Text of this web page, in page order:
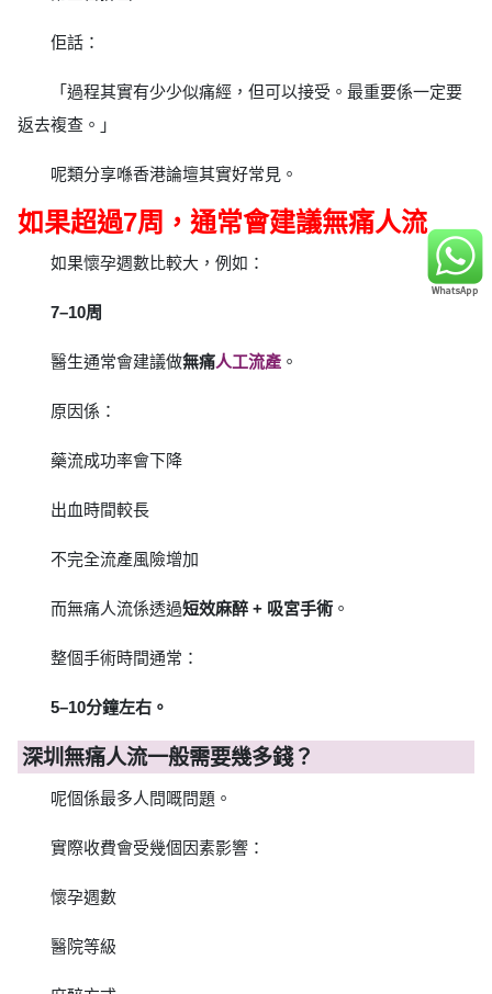
佢話：
「過程其實有少少似痛經，但可以接受。最重要係一定要
返去複查。」
呢類分享喺香港論壇其實好常見。
如果超過7周，通常會建議無痛人流
如果懷孕週數比較大，例如：
7–10周
醫生通常會建議做無痛人工流產 。
原因係：
藥流成功率會下降
出血時間較長
不完全流產風險增加
而無痛人流係透過短效麻醉 + 吸宮手術 。
整個手術時間通常：
5–10分鐘左右。
深圳無痛人流一般需要幾多錢？
呢個係最多人問嘅問題。
實際收費會受幾個因素影響：
懷孕週數
醫院等級